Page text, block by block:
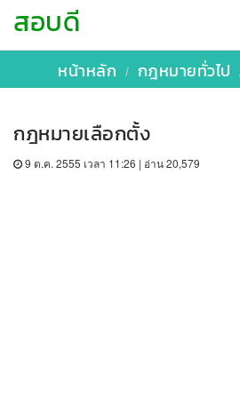
สอบดี
หน้าหลัก กฎหมายทั่วไป
กฎหมายเลือกตั้ง
9 ต.ค. 2555 เวลา 11:26 | อ่าน 20,579